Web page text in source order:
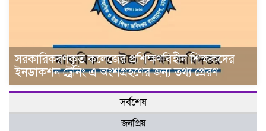
সরকারিকরণকৃত কলেজের প্রশিক্ষণবিহীন শিক্ষকদের
ইনডাকশন ট্রেনিং এ অংশগ্রহণের জন্য তথ্য প্রেরণ
সর্বশেষ
জনপ্রিয়